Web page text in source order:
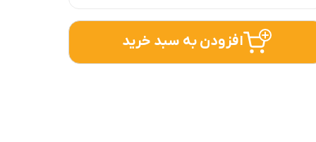
افزودن به سبد خرید